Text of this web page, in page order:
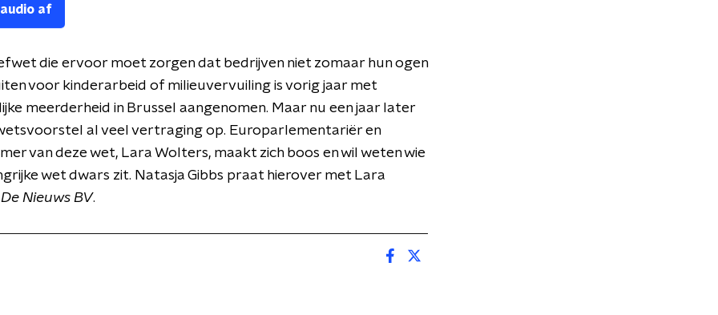
af
die ervoor moet zorgen dat bedrijven niet zomaar hun ogen
voor kinderarbeid of milieuvervuiling is vorig jaar met
meerderheid in Brussel aangenomen. Maar nu een jaar later
al veel vertraging op. Europarlementariër en
van deze wet, Lara Wolters, maakt zich boos en wil weten wie
wet dwars zit. Natasja Gibbs praat hierover met Lara
De Nieuws BV.